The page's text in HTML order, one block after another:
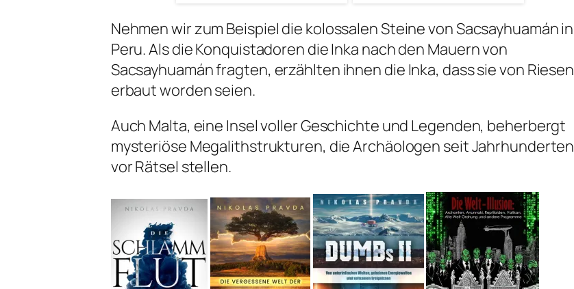
Nehmen wir zum Beispiel die kolossalen Steine ​​von Sacsayhuamán in
Peru. Als die Konquistadoren die Inka nach den Mauern von
Sacsayhuamán fragten, erzählten ihnen die Inka, dass sie von Riesen
erbaut worden seien.
Auch Malta, eine Insel voller Geschichte und Legenden, beherbergt
mysteriöse Megalithstrukturen, die Archäologen seit Jahrhunderten
vor Rätsel stellen.